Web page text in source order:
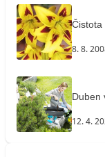
Čistota
8. 8.
Duben
12. 4.